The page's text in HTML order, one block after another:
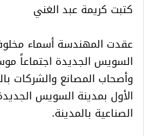
كتبت كريمة عبد الغني
عقدت المهندسة أسماء
السويس الجديدة اجتماعاً
وأصحاب المصانع والشركات
الأول بمدينة السويس
الصناعية بالمدينة.